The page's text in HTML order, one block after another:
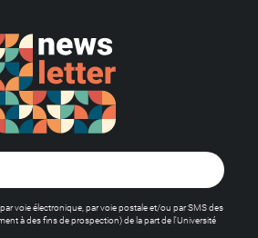
voie électronique, par voie postale et/ou par SMS des
à des fins de prospection) de la part de l'Université